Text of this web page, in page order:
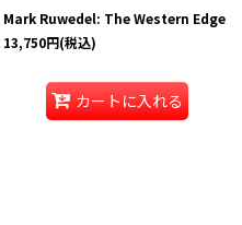
Mark Ruwedel: The Western Edge
13,750円(税込)
カートに入れる